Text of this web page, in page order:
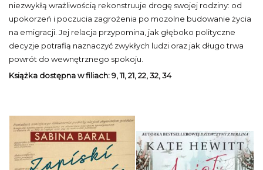
niezwykłą wrażliwością rekonstruuje drogę swojej rodziny: od
upokorzeń i poczucia zagrożenia po mozolne budowanie życia
na emigracji. Jej relacja przypomina, jak głęboko polityczne
decyzje potrafią naznaczyć zwykłych ludzi oraz jak długo trwa
powrót do wewnętrznego spokoju.
Książka dostępna w filiach:9, 11, 21, 22, 32, 34